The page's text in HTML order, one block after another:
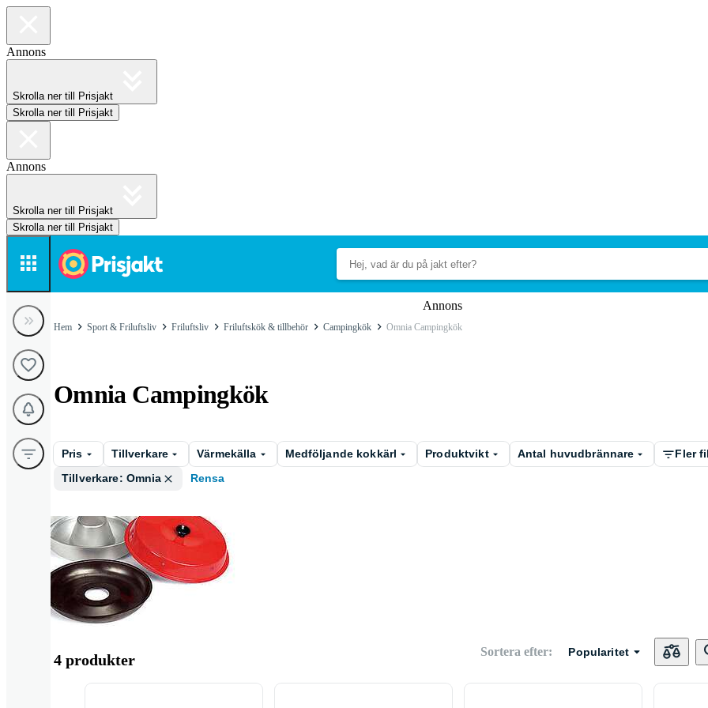
Annons
Skrolla ner till Prisjakt
Skrolla ner till Prisjakt
Annons
Skrolla ner till Prisjakt
Skrolla ner till Prisjakt
Annons
Hem Sport & Friluftsliv Friluftsliv Friluftskök & tillbehör Campingkök Omnia Campingkök
Omnia Campingkök
Pris Tillverkare Värmekälla Medföljande kokkärl Produktvikt Antal huvudbrännare
Fler
Tillverkare: Omnia
Rensa
Gaskök
4 produkter Sortera efter: Popularitet